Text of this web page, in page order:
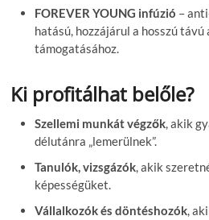
FOREVER YOUNG infúzió –
hatású, hozzájárul a hosszú távú
támogatásához.
Ki profitálhat belőle?
Szellemi munkát végzők, akik
délutánra „lemerülnek”.
Tanulók, vizsgázók, akik
képességüket.
Vállalkozók és döntéshozók,